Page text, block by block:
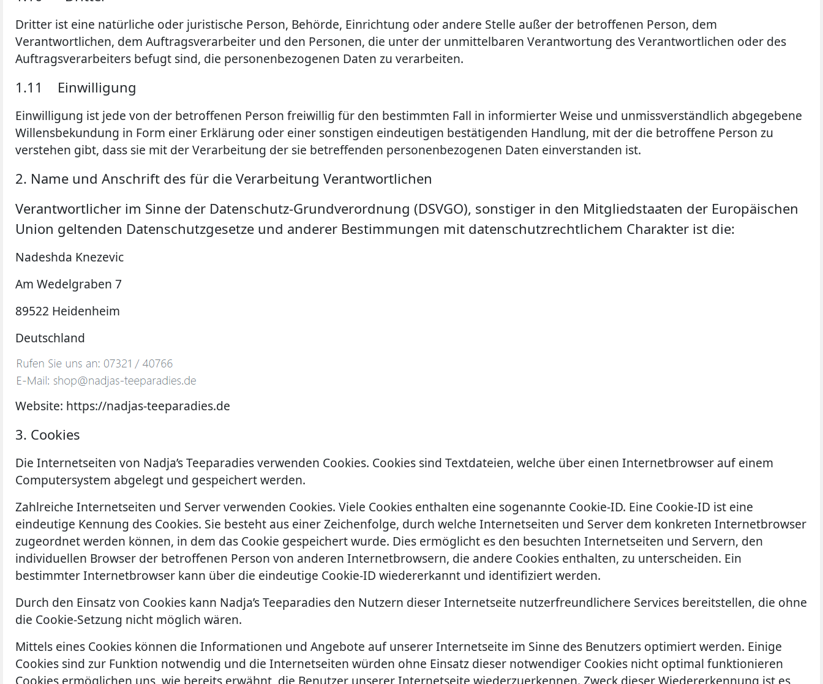
Dritter ist eine natürliche oder juristische Person, Behörde, Einrichtung oder andere Stelle außer der betroffenen Person, dem
Verantwortlichen, dem Auftragsverarbeiter und den Personen, die unter der unmittelbaren Verantwortung des Verantwortlichen oder des
Auftragsverarbeiters befugt sind, die personenbezogenen Daten zu verarbeiten.
1.11 Einwilligung
Einwilligung ist jede von der betroffenen Person freiwillig für den bestimmten Fall in informierter Weise und unmissverständlich abgegebene
Willensbekundung in Form einer Erklärung oder einer sonstigen eindeutigen bestätigenden Handlung, mit der die betroffene Person zu
verstehen gibt, dass sie mit der Verarbeitung der sie betreffenden personenbezogenen Daten einverstanden ist.
2. Name und Anschrift des für die Verarbeitung Verantwortlichen
Verantwortlicher im Sinne der Datenschutz-Grundverordnung (DSVGO), sonstiger in den Mitgliedstaaten der Europäischen
Union geltenden Datenschutzgesetze und anderer Bestimmungen mit datenschutzrechtlichem Charakter ist die:
Nadeshda Knezevic
Am Wedelgraben 7
89522 Heidenheim
Deutschland
Website: https://nadjas-teeparadies.de
3. Cookies
Die Internetseiten von Nadja’s Teeparadies verwenden Cookies. Cookies sind Textdateien, welche über einen Internetbrowser auf einem
Computersystem abgelegt und gespeichert werden.
Zahlreiche Internetseiten und Server verwenden Cookies. Viele Cookies enthalten eine sogenannte Cookie-ID. Eine Cookie-ID ist eine
eindeutige Kennung des Cookies. Sie besteht aus einer Zeichenfolge, durch welche Internetseiten und Server dem konkreten Internetbrowser
zugeordnet werden können, in dem das Cookie gespeichert wurde. Dies ermöglicht es den besuchten Internetseiten und Servern, den
individuellen Browser der betroffenen Person von anderen Internetbrowsern, die andere Cookies enthalten, zu unterscheiden. Ein
bestimmter Internetbrowser kann über die eindeutige Cookie-ID wiedererkannt und identifiziert werden.
Durch den Einsatz von Cookies kann Nadja’s Teeparadies den Nutzern dieser Internetseite nutzerfreundlichere Services bereitstellen, die ohne
die Cookie-Setzung nicht möglich wären.
Mittels eines Cookies können die Informationen und Angebote auf unserer Internetseite im Sinne des Benutzers optimiert werden. Einige
Cookies sind zur Funktion notwendig und die Internetseiten würden ohne Einsatz dieser notwendiger Cookies nicht optimal funktionieren
Cookies ermöglichen uns, wie bereits erwähnt, die Benutzer unserer Internetseite wiederzuerkennen. Zweck dieser Wiedererkennung ist es,